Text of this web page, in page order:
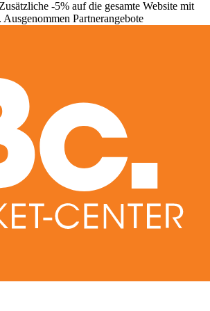
-5% auf die gesamte Website mit
. Ausgenommen Partnerangebote